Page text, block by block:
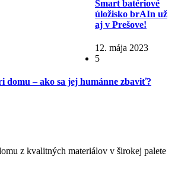
Smart batériové
úložisko brAIn už
aj v Prešove!
12. mája 2023
5
domu – ako sa jej humánne zbaviť?
z kvalitných materiálov v širokej palete